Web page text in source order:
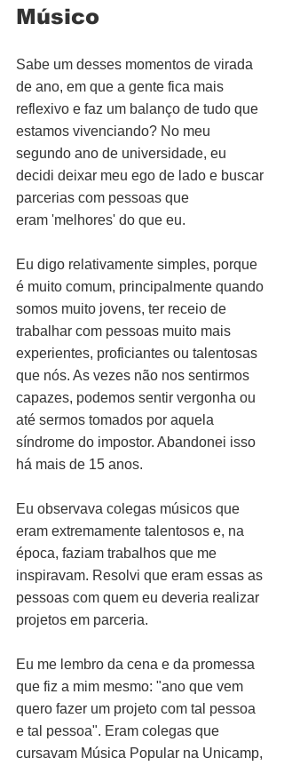
Músico
Sabe um desses momentos de virada
de ano, em que a gente fica mais
reflexivo e faz um balanço de tudo que
estamos vivenciando? No meu
segundo ano de universidade, eu
decidi deixar meu ego de lado e buscar
parcerias com pessoas que
eram 'melhores' do que eu.
Eu digo relativamente simples, porque
é muito comum, principalmente quando
somos muito jovens, ter receio de
trabalhar com pessoas muito mais
experientes, proficiantes ou talentosas
que nós. As vezes não nos sentirmos
capazes, podemos sentir vergonha ou
até sermos tomados por aquela
síndrome do impostor. Abandonei isso
há mais de 15 anos.
Eu observava colegas músicos que
eram extremamente talentosos e, na
época, faziam trabalhos que me
inspiravam. Resolvi que eram essas as
pessoas com quem eu deveria realizar
projetos em parceria.
Eu me lembro da cena e da promessa
que fiz a mim mesmo: "ano que vem
quero fazer um projeto com tal pessoa
e tal pessoa". Eram colegas que
cursavam Música Popular na Unicamp,